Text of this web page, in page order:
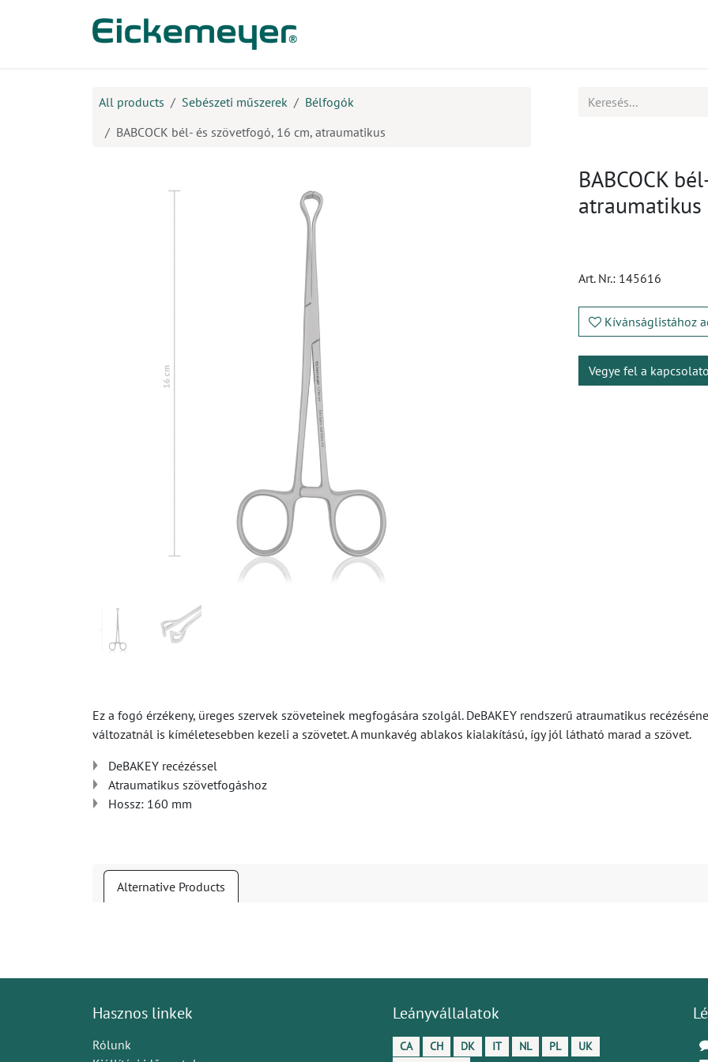
All products Sebészeti műszerek
Bélfogók
BABCOCK bél- és szövetfogó, 16 cm, atraumatikus
BABCOCK
atraumatikus
Art. Nr.: 145616
Kívánságlistához
Vegye fel a
Ez a fogó érzékeny, üreges szervek szöveteinek megfogására szolgál. DeBAKEY rendszerű atraumatikus
változatnál is kíméletesebben kezeli a szövetet. A munkavég ablakos kialakítású, így jól látható marad a szövet.
DeBAKEY recézéssel
Atraumatikus szövetfogáshoz
Hossz: 160 mm
Alternative Products
Hasznos linkek
Rólunk
Leányvállalatok
CA CH DK IT NL PL
UK